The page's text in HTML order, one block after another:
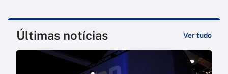
Últimas notícias Ver tudo